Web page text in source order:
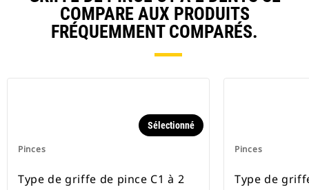
COMPARE AUX PRODUITS
FRÉQUEMMENT COMPARÉS.
Pinces
Sélectionné
Type de griffe de pince C1 à 2
Pinces
Type de